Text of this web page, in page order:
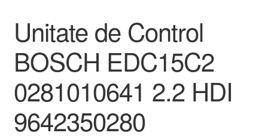
Procedura de reclamație
Termeni si conditii
Unitate de Control
BOSCH EDC15C2
0281010641 2.2 HDI
9642350280